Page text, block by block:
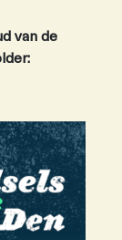
van de